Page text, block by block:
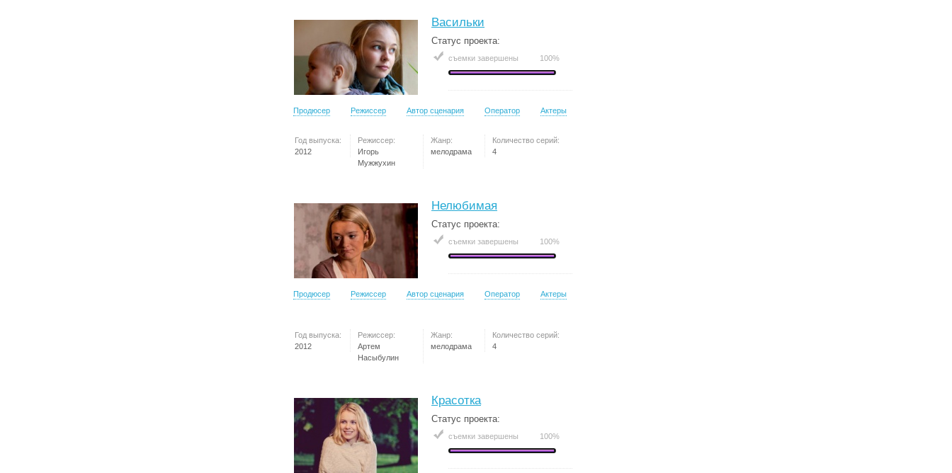
Васильки
Статус проекта:
съемки завершены 100%
Продюсер Режиссер Автор сценария Оператор Актеры
Год выпуска:
2012
Режиссер:
Игорь
Мужжухин
Жанр:
мелодрама
Количество серий:
4
Нелюбимая
Статус проекта:
съемки завершены 100%
Продюсер Режиссер Автор сценария Оператор Актеры
Год выпуска:
2012
Режиссер:
Артем
Насыбулин
Жанр:
мелодрама
Количество серий:
4
Красотка
Статус проекта:
съемки завершены 100%